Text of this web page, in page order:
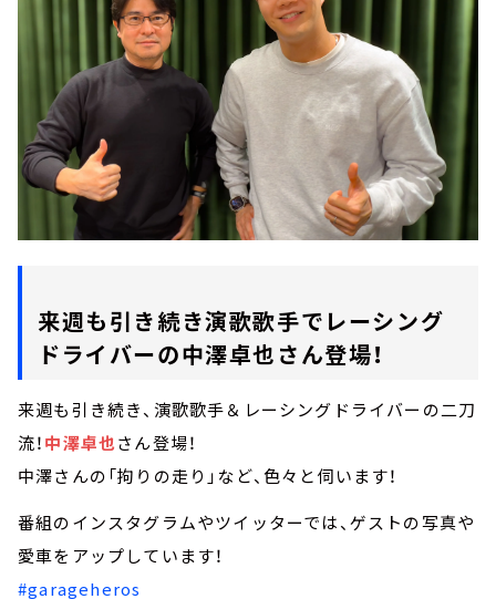
来週も引き続き演歌歌手でレーシング
ドライバーの中澤卓也さん登場！
来週も引き続き、演歌歌手＆レーシングドライバーの二刀
流！中澤卓也さん登場！
中澤さんの「拘りの走り」など、色々と伺います！
番組のインスタグラムやツイッターでは、ゲストの写真や
愛車をアップしています！
#garageheros